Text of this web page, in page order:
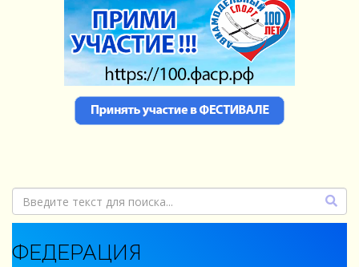
ФЕДЕРАЦИЯ